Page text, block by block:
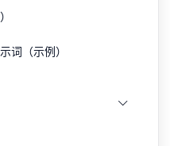
词（示例）